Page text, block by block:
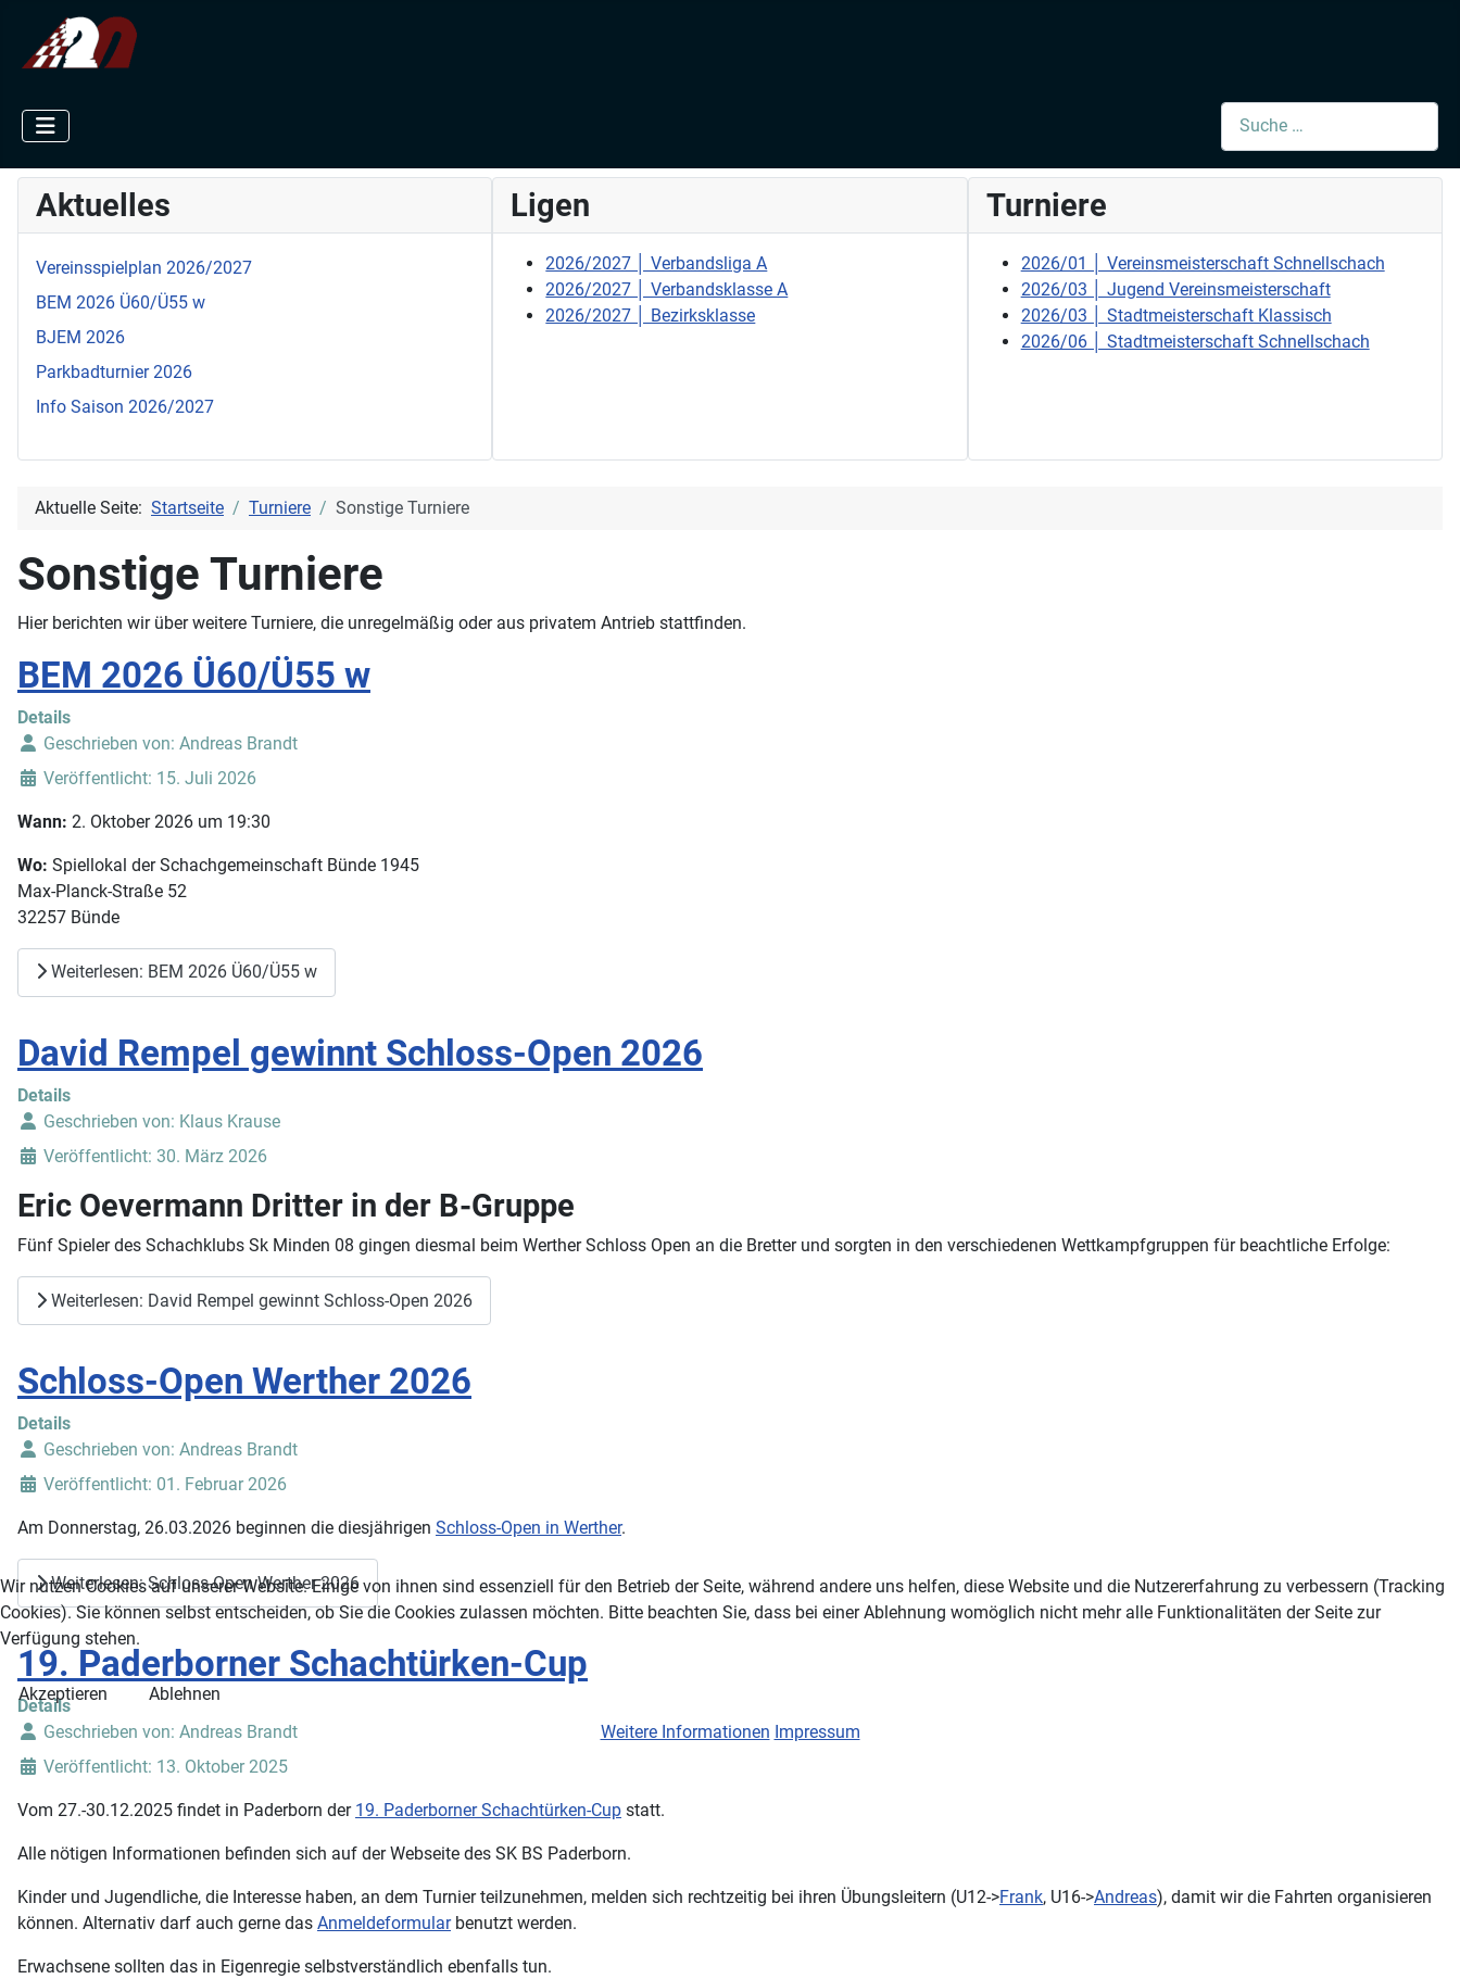
Suchen
Aktuelles
Vereinsspielplan 2026/2027
BEM 2026 Ü60/Ü55 w
BJEM 2026
Parkbadturnier 2026
Info Saison 2026/2027
Ligen
2026/2027 │ Verbandsliga A
2026/2027 │ Verbandsklasse A
2026/2027 │ Bezirksklasse
Turniere
2026/01 │ Vereinsmeisterschaft Schnellschach
2026/03 │ Jugend Vereinsmeisterschaft
2026/03 │ Stadtmeisterschaft Klassisch
2026/06 │ Stadtmeisterschaft Schnellschach
Aktuelle Seite: Startseite Turniere Sonstige Turniere
Sonstige Turniere
Hier berichten wir über weitere Turniere, die unregelmäßig oder aus privatem Antrieb stattfinden.
BEM 2026 Ü60/Ü55 w
Details
Geschrieben von: Andreas Brandt
Veröffentlicht: 15. Juli 2026
Wann: 2. Oktober 2026 um 19:30
Wo: Spiellokal der Schachgemeinschaft Bünde 1945
Max-Planck-Straße 52
32257 Bünde
Weiterlesen: BEM 2026 Ü60/Ü55 w
David Rempel gewinnt Schloss-Open 2026
Details
Geschrieben von: Klaus Krause
Veröffentlicht: 30. März 2026
Eric Oevermann Dritter in der B-Gruppe
Fünf Spieler des Schachklubs Sk Minden 08 gingen diesmal beim Werther Schloss Open an die Bretter und sorgten in den verschiedenen Wettkampfgruppen für beachtliche Erfolge:
Weiterlesen: David Rempel gewinnt Schloss-Open 2026
Schloss-Open Werther 2026
Details
Geschrieben von: Andreas Brandt
Veröffentlicht: 01. Februar 2026
Am Donnerstag, 26.03.2026 beginnen die diesjährigen Schloss-Open in Werther.
Weiterlesen: Schloss-Open Werther 2026
19. Paderborner Schachtürken-Cup
Details
Geschrieben von: Andreas Brandt
Veröffentlicht: 13. Oktober 2025
Vom 27.-30.12.2025 findet in Paderborn der 19. Paderborner Schachtürken-Cup statt.
Alle nötigen Informationen befinden sich auf der Webseite des SK BS Paderborn.
Kinder und Jugendliche, die Interesse haben, an dem Turnier teilzunehmen, melden sich rechtzeitig bei ihren Übungsleitern (U12->Frank, U16->Andreas), damit wir die Fahrten organisieren
können. Alternativ darf auch gerne das Anmeldeformularbenutzt werden.
Erwachsene sollten das in Eigenregie selbstverständlich ebenfalls tun.
Wir nutzen Cookies auf unserer Website. Einige von ihnen sind essenziell für den Betrieb der Seite, während andere uns helfen, diese Website und die Nutzererfahrung zu verbessern (Tracking
Cookies). Sie können selbst entscheiden, ob Sie die Cookies zulassen möchten. Bitte beachten Sie, dass bei einer Ablehnung womöglich nicht mehr alle Funktionalitäten der Seite zur
Verfügung stehen.
Akzeptieren
Ablehnen
Weitere Informationen Impressum